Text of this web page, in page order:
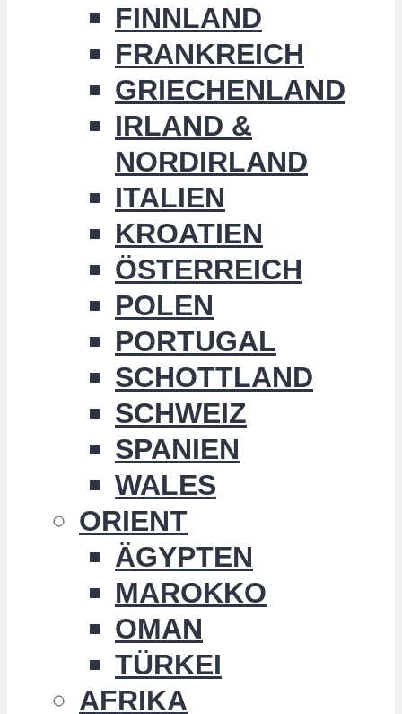
FINNLAND
FRANKREICH
GRIECHENLAND
IRLAND &
NORDIRLAND
ITALIEN
KROATIEN
ÖSTERREICH
POLEN
PORTUGAL
SCHOTTLAND
SCHWEIZ
SPANIEN
WALES
ORIENT
ÄGYPTEN
MAROKKO
OMAN
TÜRKEI
AFRIKA